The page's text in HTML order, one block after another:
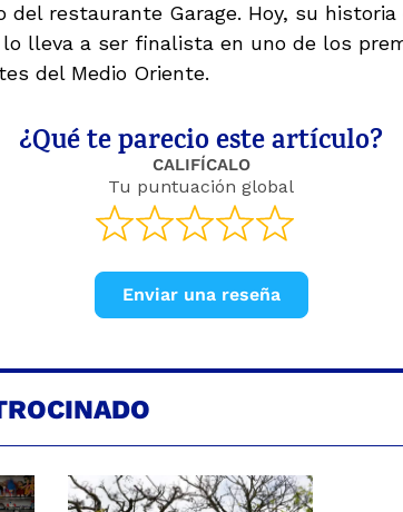
del restaurante Garage. Hoy, su historia
lo lleva a ser finalista en uno de los
del Medio Oriente.
¿Qué te parecio este artículo?
CALIFÍCALO
Tu puntuación global
Enviar una reseña